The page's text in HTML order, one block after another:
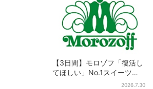
【3日間】モロゾフ「復活し
てほしい」No.1スイーツ、2
万3865票から選ばれた名作
2026.7.30